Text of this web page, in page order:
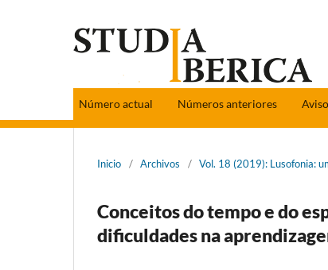
Número actual Números anteriores
Inicio / Archivos / Vol. 18 (2019): Lusofonia:
Conceitos do tempo e do
dificuldades na